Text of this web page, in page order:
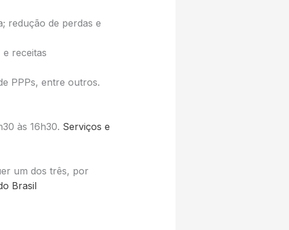
redução de perdas e
receitas
PPPs, entre outros.
às 16h30. Serviços e
um dos três, por
Brasil